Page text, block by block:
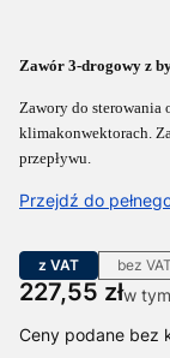
Zawór 3-drogowy z
Zawory do sterowania
klimakonwektorach.
przepływu.
Przejdź do
z VAT bez VAT
Cena
227,55 złw
w tym
Ceny podane bez